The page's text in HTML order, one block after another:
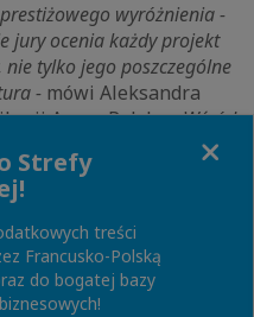
wyróżnienia -
jury ocenia każdy projekt
tylko jego poszczególne
- mówi Aleksandra
Apsys Polska- Wśród
zarówno
jednoczesnym
jak i współpraca z
się ich
publiczne i
Strefy
treści
Francusko-Polską
do bogatej bazy